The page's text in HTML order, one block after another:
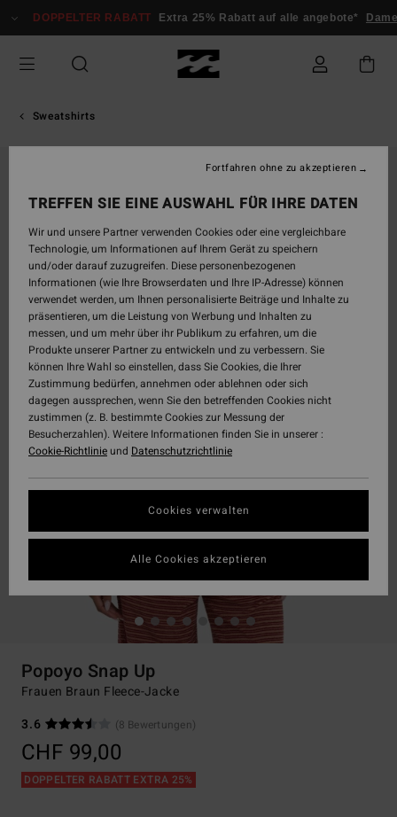
zur
springen
DOPPELTER RABATT Extra 25% Rabatt auf alle angebote* Damen
Sweatshirts
Popoyo Snap Up
Frauen Braun Fleece-Jacke
3.6
(8 Bewertungen)
CHF 99,00
DOPPELTER RABATT EXTRA 25%
TREFFEN SIE EINE AUSWAHL FÜR IHRE DATEN
Wir und unsere Partner verwenden Cookies oder eine vergleichbare
Technologie, um Informationen auf Ihrem Gerät zu speichern
und/oder darauf zuzugreifen. Diese personenbezogenen
Informationen (wie Ihre Browserdaten und Ihre IP-Adresse) können
verwendet werden, um Ihnen personalisierte Beiträge und Inhalte zu
präsentieren, um die Leistung von Werbung und Inhalten zu
messen, und um mehr über ihr Publikum zu erfahren, um die
Produkte unserer Partner zu entwickeln und zu verbessern. Sie
können Ihre Wahl so einstellen, dass Sie Cookies, die Ihrer
Zustimmung bedürfen, annehmen oder ablehnen oder sich
dagegen aussprechen, wenn Sie den betreffenden Cookies nicht
zustimmen (z. B. bestimmte Cookies zur Messung der
Besucherzahlen). Weitere Informationen finden Sie in unserer :
Cookie-Richtlinieund Datenschutzrichtlinie
Cookies verwalten
Fortfahren ohne zu akzeptieren
Alle Cookies akzeptieren